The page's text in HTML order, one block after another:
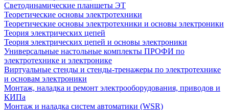
Светодинамические планшеты ЭТ
Теоретические основы электротехники
Теоретические основы электротехники и основы электроники
Теория электрических цепей
Теория электрических цепей и основы электроники
Универсальные настольные комплекты ПРОФИ по
электротехнике и электронике
Виртуальные стенды и стенды-тренажеры по электротехнике
и основам электроники
Монтаж, наладка и ремонт электрооборудования, приводов и
КИПа
Монтаж и наладка систем автоматики (WSR)